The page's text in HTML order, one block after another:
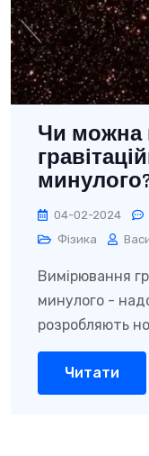
Чи можна
04-02-2024
Фізика
Вимірювання
минулого -
розробляють
Читати